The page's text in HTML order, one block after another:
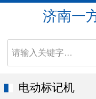
济南一
请输入关键字…
电动标记机